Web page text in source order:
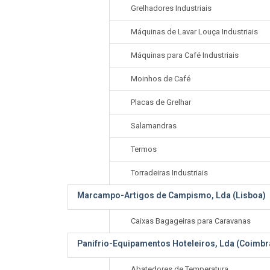
Grelhadores Industriais
Máquinas de Lavar Louça Industriais
Máquinas para Café Industriais
Moinhos de Café
Placas de Grelhar
Salamandras
Termos
Torradeiras Industriais
Marcampo-Artigos de Campismo, Lda (Lisboa)
Caixas Bagageiras para Caravanas
Panifrio-Equipamentos Hoteleiros, Lda